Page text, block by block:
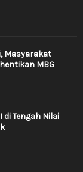
Masyarakat
MBG
di Tengah Nilai